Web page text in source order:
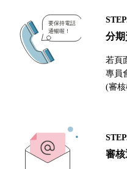
分期
若頁
專員
(審
審